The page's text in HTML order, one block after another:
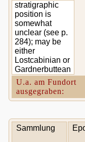
stratigraphic
position is
somewhat
unclear (see p.
284); may be
either
Lostcabinian or
Gardnerbuttean
U.a. am Fundort
ausgegraben:
Sammlung